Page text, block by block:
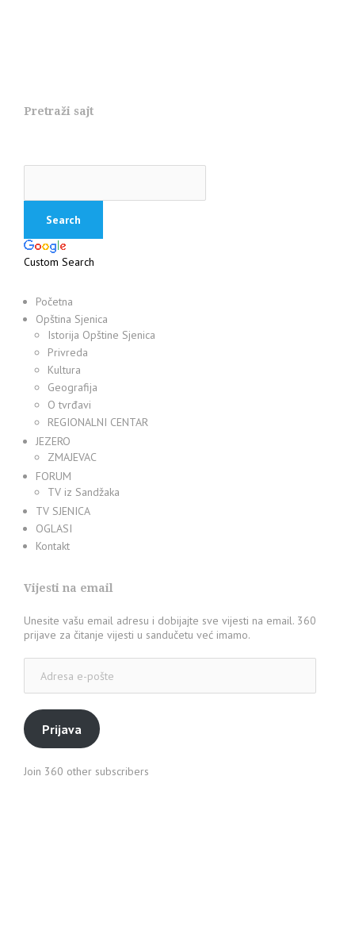
Pretraži sajt
Custom Search
Početna
Opština Sjenica
Istorija Opštine Sjenica
Privreda
Kultura
Geografija
O tvrđavi
REGIONALNI CENTAR
JEZERO
ZMAJEVAC
FORUM
TV iz Sandžaka
TV SJENICA
OGLASI
Kontakt
Vijesti na email
Unesite vašu email adresu i dobijajte sve vijesti na email. 360
prijave za čitanje vijesti u sandučetu već imamo.
pošte
Prijava
Join 360 other subscribers